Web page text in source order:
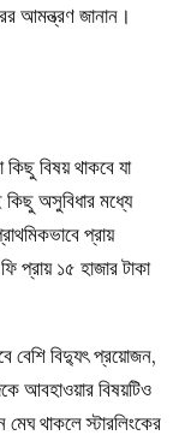
আমন্ত্রণ জানান।
বিষয় থাকবে যা
অসুবিধার মধ্যে
প্রায়
প্রায় ১৫ হাজার টাকা
বেশি বিদ্যুৎ প্রয়োজন,
আবহাওয়ার বিষয়টিও
মেঘ থাকলে স্টারলিংকের